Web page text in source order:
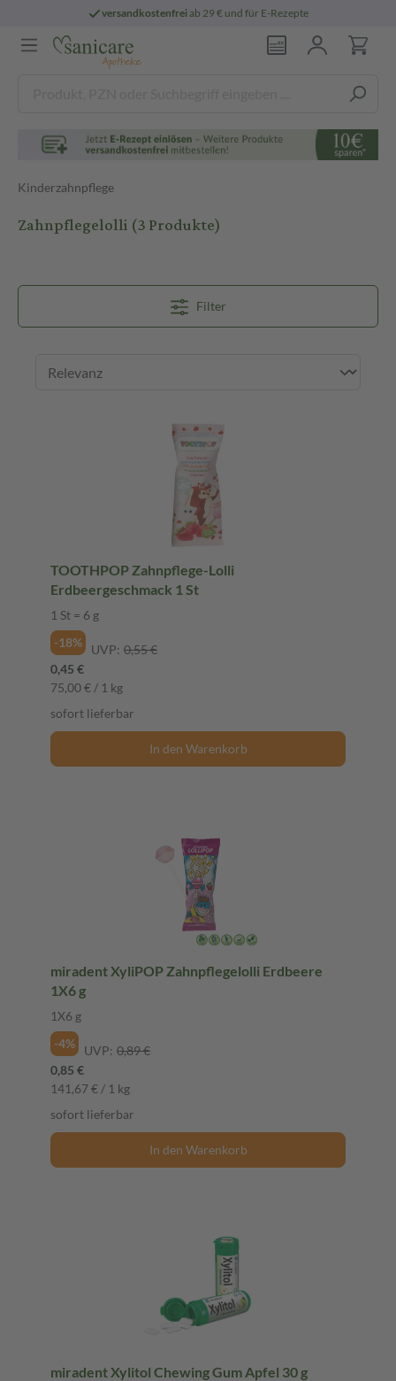
versandkostenfreiab 29 € und für E-Rezepte
Kinderzahnpflege
Zahnpflegelolli(3 Produkte)
Filter
TOOTHPOP Zahnpflege-Lolli
Erdbeergeschmack 1 St
1 St = 6 g
-18%
UVP: 0,55 €
0,45 €
75,00 € / 1 kg
sofort lieferbar
In den Warenkorb
miradent XyliPOP Zahnpflegelolli Erdbeere
1X6 g
1X6 g
-4%
UVP: 0,89 €
0,85 €
141,67 € / 1 kg
sofort lieferbar
In den Warenkorb
miradent Xylitol Chewing Gum Apfel 30 g